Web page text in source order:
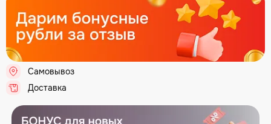
Самовывоз
Доставка